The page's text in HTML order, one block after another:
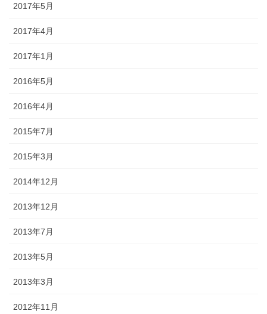
2017年5月
2017年4月
2017年1月
2016年5月
2016年4月
2015年7月
2015年3月
2014年12月
2013年12月
2013年7月
2013年5月
2013年3月
2012年11月